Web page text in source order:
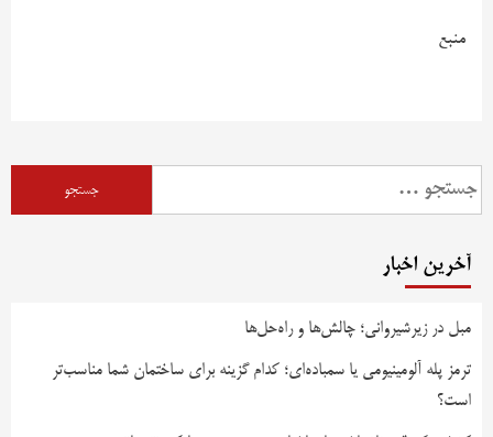
منبع
آخرین اخبار
مبل در زیرشیروانی؛ چالش‌ها و راه‌حل‌ها
ترمز پله آلومینیومی یا سمباده‌ای؛ کدام گزینه برای ساختمان شما مناسب‌تر
است؟